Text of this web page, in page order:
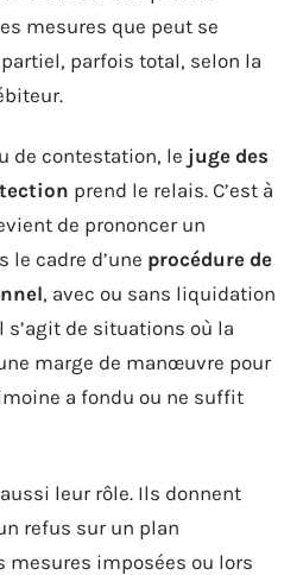
mesures que peut se
parfois total, selon la
de contestation, le juge des
prend le relais. C’est à
de prononcer un
le cadre d’une procédure de
, avec ou sans liquidation
s’agit de situations où la
marge de manœuvre pour
a fondu ou ne suffit
leur rôle. Ils donnent
refus sur un plan
mesures imposées ou lors